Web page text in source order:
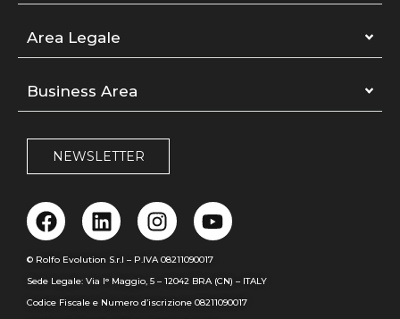
Area Legale
Business Area
NEWSLETTER
© Rolfo Evolution S.r.l – P.IVA 08211090017
Sede Legale: Via I° Maggio, 5 – 12042 BRA (CN) – ITALY
Codice Fiscale e Numero d’iscrizione 08211090017